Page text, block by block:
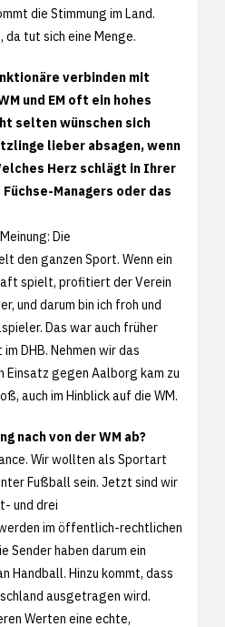
die Stimmung im Land.
da tut sich eine Menge.
verbinden mit
und EM oft ein hohes
selten wünschen sich
lieber absagen, wenn
Herz schlägt in Ihrer
Managers oder das
Die
den ganzen Sport. Wenn ein
spielt, profitiert der Verein
und darum bin ich froh und
Das war auch früher
DHB. Nehmen wir das
Einsatz gegen Aalborg kam zu
auch im Hinblick auf die WM.
nach von der WM ab?
Wir wollten als Sportart
Fußball sein. Jetzt sind wir
und drei
im öffentlich-rechtlichen
Sender haben darum ein
Handball. Hinzu kommt, dass
ausgetragen wird.
Werten eine echte,